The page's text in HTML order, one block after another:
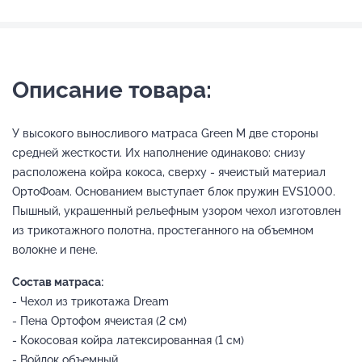
Описание товара:
У высокого выносливого матраса Green M две стороны
средней жесткости. Их наполнение одинаково: снизу
расположена койра кокоса, сверху - ячеистый материал
ОртоФоам. Основанием выступает блок пружин EVS1000.
Пышный, украшенный рельефным узором чехол изготовлен
из трикотажного полотна, простеганного на объемном
волокне и пене.
Состав матраса:
- Чехол из трикотажа Dream
- Пена Ортофом ячеистая (2 см)
- Кокосовая койра латексированная (1 см)
- Войлок объемный